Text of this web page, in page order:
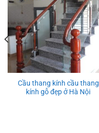
Cầu thang kính cầu thang
kính gỗ đẹp ở Hà Nội